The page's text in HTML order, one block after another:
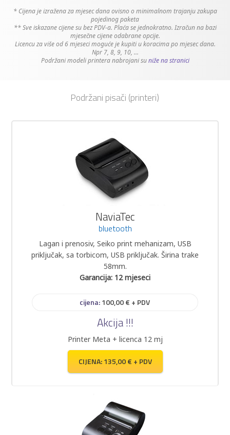
* Cijena je izražena za mjesec dana ovisno o minimalnom trajanju zakupa
pojedinog paketa
** Sve iskazane cijene su bez PDV-a. Plaća se jednokratno. Izračun na bazi
mjesečne cijene odabrane opcije.
Licencu za više od 6 mjeseci moguće je kupiti u koracima po mjesec dana.
Npr 7, 8, 9, 10, ...
Podržani modeli printera nabrojani suniže na stranici
Podržani pisači (printeri)
NaviaTec
bluetooth
Lagan i prenosiv, Seiko print mehanizam, USB
priključak, sa torbicom, USB priključak. Širina trake
58mm.
Garancija: 12 mjeseci
cijena:100,00 € + PDV
Akcija !!!
Printer Meta + licenca 12 mj
CIJENA: 135,00 € + PDV